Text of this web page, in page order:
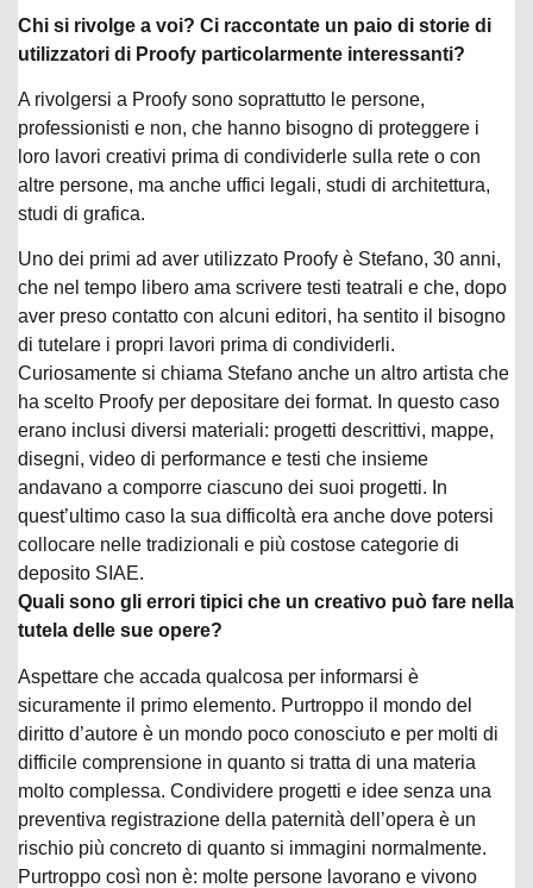
Chi si rivolge a voi? Ci raccontate un paio di storie di
utilizzatori di Proofy particolarmente interessanti?
A rivolgersi a Proofy sono soprattutto le persone,
professionisti e non, che hanno bisogno di proteggere i
loro lavori creativi prima di condividerle sulla rete o con
altre persone, ma anche uffici legali, studi di architettura,
studi di grafica.
Uno dei primi ad aver utilizzato Proofy è Stefano, 30 anni,
che nel tempo libero ama scrivere testi teatrali e che, dopo
aver preso contatto con alcuni editori, ha sentito il bisogno
di tutelare i propri lavori prima di condividerli.
Curiosamente si chiama Stefano anche un altro artista che
ha scelto Proofy per depositare dei format. In questo caso
erano inclusi diversi materiali: progetti descrittivi, mappe,
disegni, video di performance e testi che insieme
andavano a comporre ciascuno dei suoi progetti. In
quest’ultimo caso la sua difficoltà era anche dove potersi
collocare nelle tradizionali e più costose categorie di
deposito SIAE.
Quali sono gli errori tipici che un creativo può fare nella
tutela delle sue opere?
Aspettare che accada qualcosa per informarsi è
sicuramente il primo elemento. Purtroppo il mondo del
diritto d’autore è un mondo poco conosciuto e per molti di
difficile comprensione in quanto si tratta di una materia
molto complessa. Condividere progetti e idee senza una
preventiva registrazione della paternità dell’opera è un
rischio più concreto di quanto si immagini normalmente.
Purtroppo così non è: molte persone lavorano e vivono